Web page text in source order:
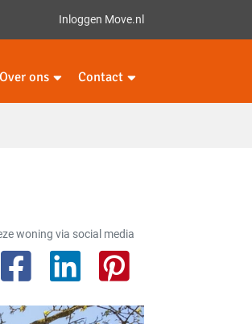
Inloggen Move.nl
Over ons Contact
woning via social media